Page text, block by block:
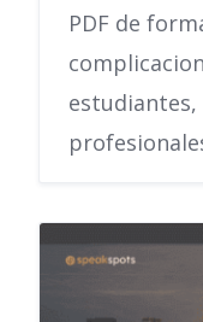
PDF de
estudiantes,